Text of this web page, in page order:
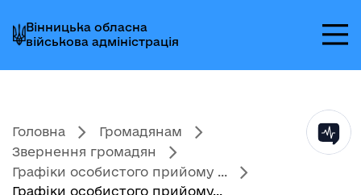
до
головного
меню
до
головного
вмісту
до
головного
колонтитула
Вінницька обласна
військова адміністрація
Головна
Громадянам
Звернення громадян
Графіки особистого прийому ...
Графіки особистого прийому...